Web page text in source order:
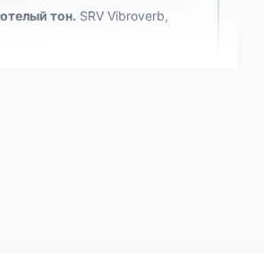
тон. SRV Vibroverb,